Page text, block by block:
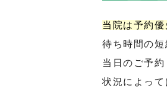
当院は予約優
待ち時間の
当日のご予
状況によって